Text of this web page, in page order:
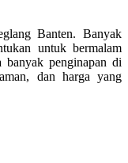
Banten. Banyak
untuk bermalam
banyak penginapan di
dan harga yang